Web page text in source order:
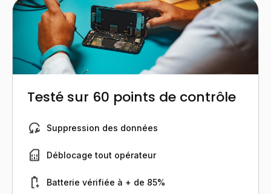
Testé sur 60 points de contrôle
Suppression des données
Déblocage tout opérateur
Batterie vérifiée à + de 85%